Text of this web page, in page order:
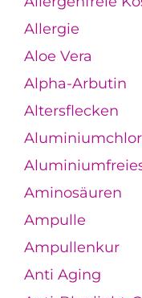
Allergie
Aloe Vera
Alpha-Arbutin
Altersflecken
Aminosäuren
Ampulle
Ampullenkur
Anti Aging